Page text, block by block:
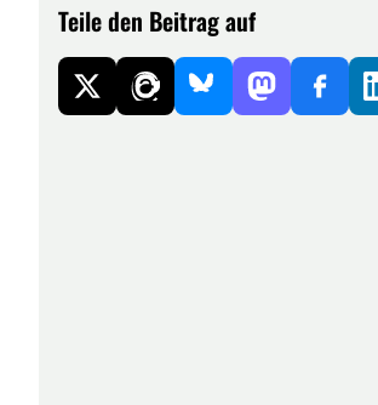
Teile den Beitrag auf